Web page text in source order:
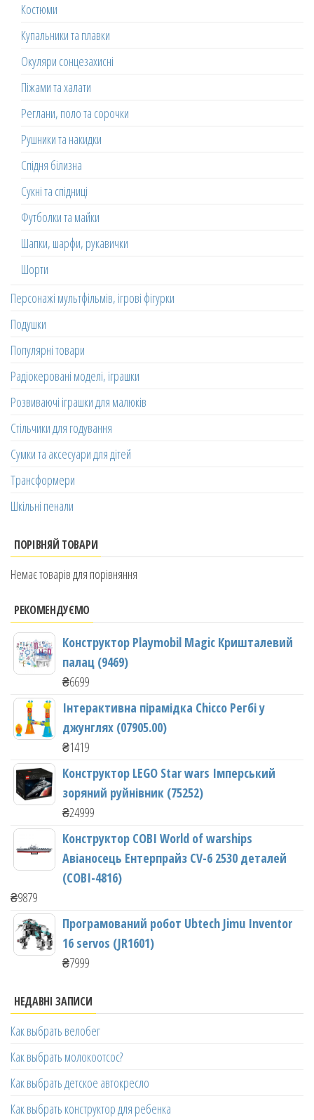
Костюми
Купальники та плавки
Окуляри сонцезахисні
Піжами та халати
Реглани, поло та сорочки
Рушники та накидки
Спідня білизна
Сукні та спідниці
Футболки та майки
Шапки, шарфи, рукавички
Шорти
Персонажі мультфільмів, ігрові фігурки
Подушки
Популярні товари
Радіокеровані моделі, іграшки
Розвиваючі іграшки для малюків
Стільчики для годування
Сумки та аксесуари для дітей
Трансформери
Шкільні пенали
ПОРІВНЯЙ ТОВАРИ
Немає товарів для порівняння
РЕКОМЕНДУЄМО
Конструктор Playmobil Magic Кришталевий
палац (9469)
₴6699
Інтерактивна пірамідка Chicco Регбі у
джунглях (07905.00)
₴1419
Конструктор LEGO Star wars Імперський
зоряний руйнівник (75252)
₴24999
Конструктор COBI World of warships
Авіаносець Ентерпрайз CV-6 2530 деталей
(COBI-4816)
₴9879
Програмований робот Ubtech Jimu Inventor
16 servos (JR1601)
₴7999
НЕДАВНІ ЗАПИСИ
Как выбрать велобег
Как выбрать молокоотсос?
Как выбрать детское автокресло
Как выбрать конструктор для ребенка